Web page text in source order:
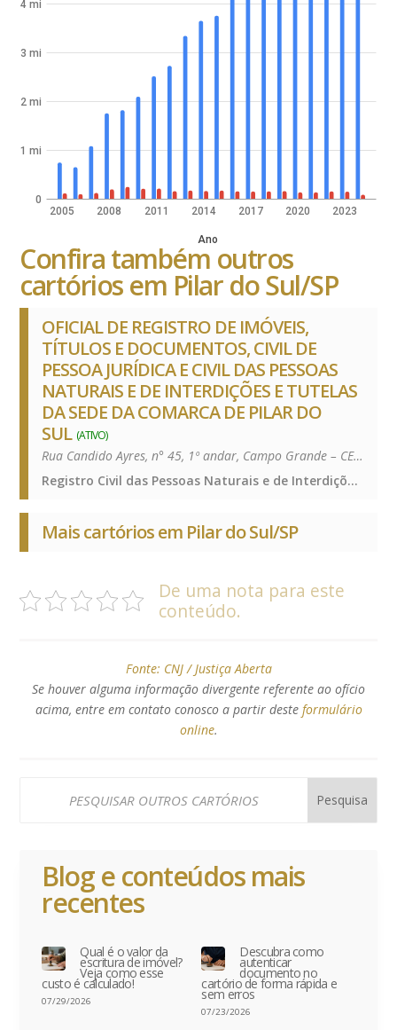
2005 2008 2011 2014 2017 2020 2023
Ano
0
1 mi
2 mi
3 mi
4 mi
Confira também outros
cartórios em Pilar do Sul/SP
OFICIAL DE REGISTRO DE IMÓVEIS,
TÍTULOS E DOCUMENTOS, CIVIL DE
PESSOA JURÍDICA E CIVIL DAS PESSOAS
NATURAIS E DE INTERDIÇÕES E TUTELAS
DA SEDE DA COMARCA DE PILAR DO
SUL (ATIVO)
Rua Candido Ayres, n° 45, 1º andar, Campo Grande – CEP 18185000 – Campo Grande – 18185-000
Registro Civil das Pessoas Naturais e de Interdições e Tutelas, Registro de Imóveis, Registro de Títulos e Documentos e Civis das Pessoas Jurídicas, Registro Civil das Pessoas Naturais e de Interdições e Tutelas, Registro de Imóveis, Registro de Títulos e Documentos e Civis das Pessoas Jurídicas, Registro Civil das Pessoas Naturais e de Interdições e Tutelas, Registro de Imóveis, Registro de Títulos e Documentos e Civis das Pessoas Jurídicas
Mais cartórios em Pilar do Sul/SP
De uma nota para este
conteúdo.
Fonte: CNJ / Justiça Aberta
Se houver alguma informação divergente referente ao ofício
acima, entre em contato conosco a partir deste formulário
online.
Blog e conteúdos mais
recentes
Qual é o valor da
escritura de imóvel?
Veja como esse
custo é calculado!
07/29/2026
Descubra como
autenticar
documento no
cartório de forma rápida e
sem erros
07/23/2026